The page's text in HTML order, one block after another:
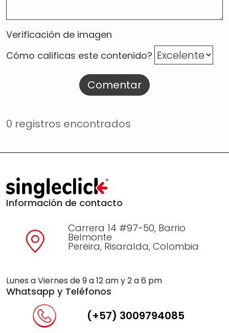
Verificación de imagen
Cómo calificas este contenido?
Comentar
0 registros encontrados
Información de contacto
Carrera 14 #97-50, Barrio
Belmonte
Pereira, Risaralda, Colombia
Lunes a Viernes de 9 a 12 am y 2 a 6 pm
Whatsapp y Teléfonos
(+57) 3009794085